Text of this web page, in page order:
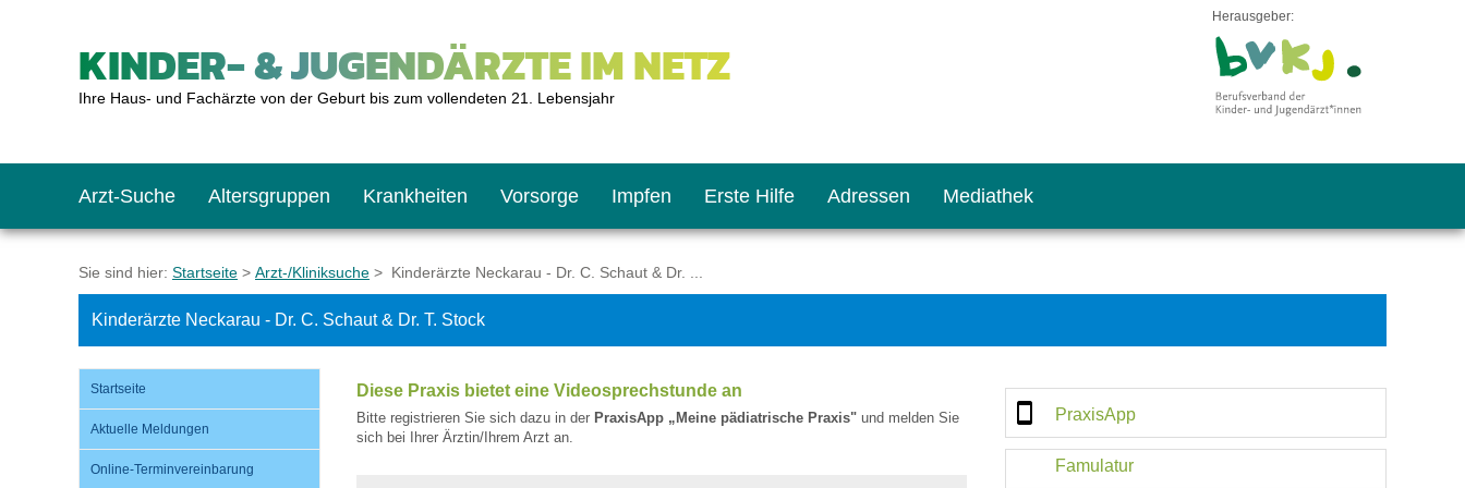
KINDER- & JUGENDÄRZTE IM NETZ
Ihre Haus- und Fachärzte von der Geburt bis zum vollendeten 21. Lebensjahr
Herausgeber:
Arzt-Suche Altersgruppen
Das erste Jahr
Schulkinder
Krankheiten Vorsorge
Baby: U1 bis U6
Schulkind: U10 bis U11
Impfen
Impfkalender
Was muss man beachten?
Erste Hilfe
Notrufnummern
Hausapotheke
Adressen
Notdienste
Gesundheitsämter
Mediathek
BMI-Rechner
Blutdruckrechner
Sie sind hier: Startseite > Arzt-/Kliniksuche > Kinderärzte Neckarau - Dr. C. Schaut & Dr. ...
Kinderärzte Neckarau - Dr. C. Schaut & Dr. T. Stock
Startseite
Aktuelle Meldungen
Online-Terminvereinbarung
Diese Praxis bietet eine Videosprechstunde an
Bitte registrieren Sie sich dazu in der PraxisApp „Meine pädiatrische Praxis" und melden Sie
sich bei Ihrer Ärztin/Ihrem Arzt an.
PraxisApp
Famulatur